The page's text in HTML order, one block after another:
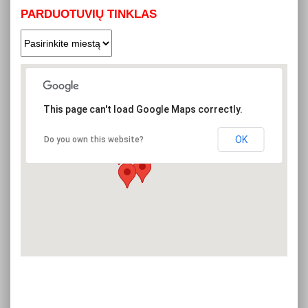
PARDUOTUVIŲ TINKLAS
This page can't load Google Maps correctly.
Do you own this website? OK